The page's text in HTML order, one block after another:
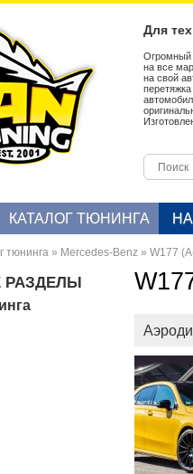
Для
Огромный
на все
на свой
КАТАЛОГ ТЮНИНГА
тюнинга » Mercedes-Benz » W177